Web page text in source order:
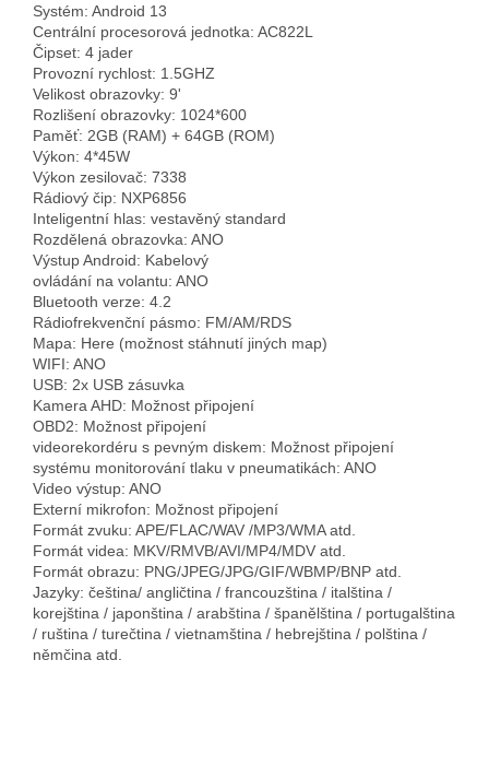
Systém: Android 13
Centrální procesorová jednotka: AC822L
Čipset: 4 jader
Provozní rychlost: 1.5GHZ
Velikost obrazovky: 9'
Rozlišení obrazovky: 1024*600
Paměť: 2GB (RAM) + 64GB (ROM)
Výkon: 4*45W
Výkon zesilovač: 7338
Rádiový čip: NXP6856
Inteligentní hlas: vestavěný standard
Rozdělená obrazovka: ANO
Výstup Android: Kabelový
ovládání na volantu: ANO
Bluetooth verze: 4.2
Rádiofrekvenční pásmo: FM/AM/RDS
Mapa: Here (možnost stáhnutí jiných map)
WIFI: ANO
USB: 2x USB zásuvka
Kamera AHD: Možnost připojení
OBD2: Možnost připojení
videorekordéru s pevným diskem: Možnost připojení
systému monitorování tlaku v pneumatikách: ANO
Video výstup: ANO
Externí mikrofon: Možnost připojení
Formát zvuku: APE/FLAC/WAV /MP3/WMA atd.
Formát videa: MKV/RMVB/AVI/MP4/MDV atd.
Formát obrazu: PNG/JPEG/JPG/GIF/WBMP/BNP atd.
Jazyky: čeština/ angličtina / francouzština / italština /
korejština / japonština / arabština / španělština / portugalština
/ ruština / turečtina / vietnamština / hebrejština / polština /
němčina atd.